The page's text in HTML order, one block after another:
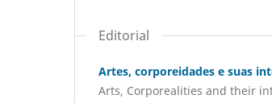
Editorial
Artes, corporeidades e suas
Arts, Corporealities and their